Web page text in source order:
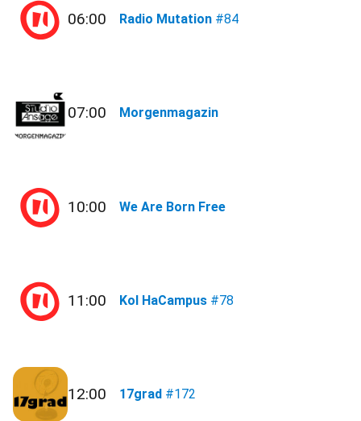
06:00 Radio Mutation #84
07:00 Morgenmagazin
10:00 We Are Born Free
11:00 Kol HaCampus #78
12:00 17grad #172